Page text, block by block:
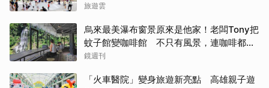
旅遊雲
烏來最美瀑布窗景原來是他家！老闆Tony把
蚊子館變咖啡館 不只有風景，連咖啡都好
喝到讓人想再來
鏡週刊
「火車醫院」變身旅遊新亮點 高雄親子遊